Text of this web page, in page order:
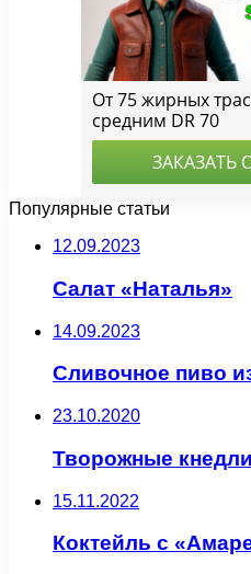
Популярные статьи
12.09.2023
Салат «Наталья»
14.09.2023
Сливочное пиво
23.10.2020
Творожные
15.11.2022
Коктейль с